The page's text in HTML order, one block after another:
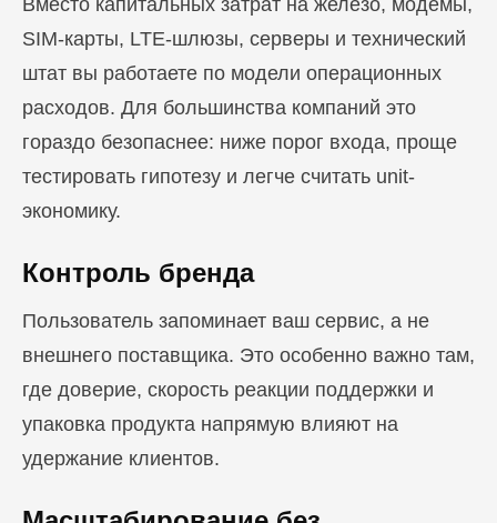
Вместо капитальных затрат на железо, модемы,
SIM-карты, LTE-шлюзы, серверы и технический
штат вы работаете по модели операционных
расходов. Для большинства компаний это
гораздо безопаснее: ниже порог входа, проще
тестировать гипотезу и легче считать unit-
экономику.
Контроль бренда
Пользователь запоминает ваш сервис, а не
внешнего поставщика. Это особенно важно там,
где доверие, скорость реакции поддержки и
упаковка продукта напрямую влияют на
удержание клиентов.